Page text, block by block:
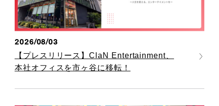
2026/08/03
【プレスリリース】ClaN Entertainment、
本社オフィスを市ヶ谷に移転！